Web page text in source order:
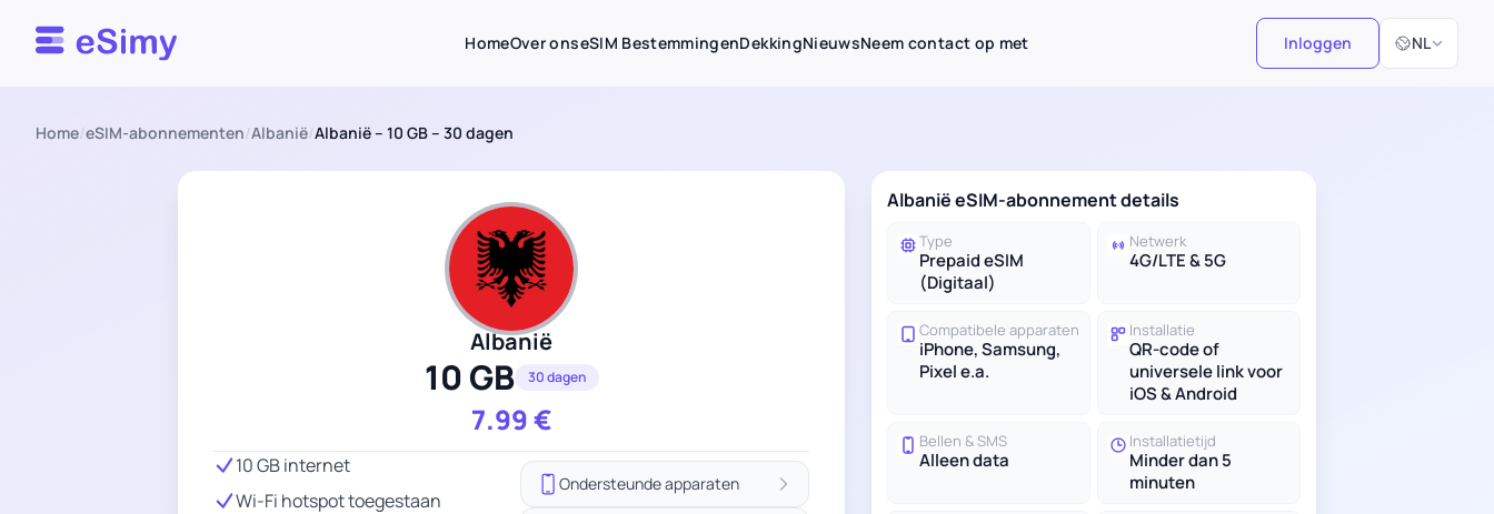
Esimy HomeOver onseSIM BestemmingenDekkingNieuwsNeem contact op met Inloggen NL
Selecteer taal
Home/eSIM-abonnementen/Albanië/Albanië – 10 GB – 30 dagen
Albanië
10 GB 30 dagen
7.99€
10 GB internet
Wi-Fi hotspot toegestaan
Ondersteunde apparaten
Albanië eSIM-abonnement details
Type
Prepaid eSIM
(Digitaal)
Netwerk
4G/LTE & 5G
Compatibele apparaten
iPhone, Samsung,
Pixel e.a.
Installatie
QR-code of
universele link voor
iOS & Android
Bellen & SMS
Alleen data
Installatietijd
Minder dan 5
minuten